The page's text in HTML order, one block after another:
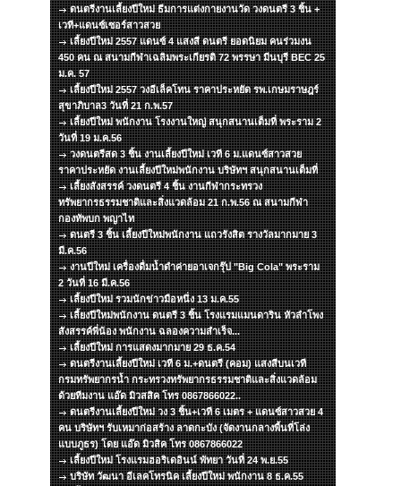
ดนตรีงานเลี้ยงปีใหม่ ธีมการแต่งกายงานวัด วงดนตรี 3 ชิ้น +
เวที+แดนซ์เซอร์สาวสวย
เลี้ยงปีใหม่ 2557 แดนซ์ 4 แสงสี ดนตรี ยอดนิยม คนร่วมงน
450 คน ณ สนามกีฬาเฉลิมพระเกียรติ 72 พรรษา มีนบุรี BEC 25
ม.ค. 57
เลี้ยงปีใหม่ 2557 วงอีเล็คโทน ราคาประหยัด รพ.เกษมราษฎร์
สุขาภิบาล3 วันที่ 21 ก.พ.57
เลี้ยงปีใหม่ พนักงาน โรงงานใหญ่ สนุกสนานเต็มที่ พระราม 2
วันที่ 19 ม.ค.56
วงดนตรีสด 3 ชิ้น งานเลี้ยงปีใหม่ เวที 6 ม.แดนซ์สาวสวย
ราคาประหยัด งานเลี้ยงปีใหม่พนักงาน บริษัทฯ สนุกสนานเต็มที่
เลี้ยงสังสรรค์ วงดนตรี 4 ชิ้น งานกีฬากระทรวง
ทรัพยากรธรรมชาติและสิ่งแวดล้อม 21 ก.พ.56 ณ สนามกีฬา
กองทัพบก พญาไท
ดนตรี 3 ชิ้น เลี้ยงปีใหม่พนักงาน แถวรังสิต รางวัลมากมาย 3
มี.ค.56
งานปีใหม่ เครื่องดื่มน้ำดำค่ายอาเจกรุ๊ป "Big Cola" พระราม
2 วันที่ 16 มี.ค.56
เลี้ยงปีใหม่ รวมนักข่าวมือหนึ่ง 13 ม.ค.55
เลี้ยงปีใหม่พนักงาน ดนตรี 3 ชิ้น โรงแรมแมนดาริน หัวลำโพง
สังสรรค์พี่น้อง พนักงาน ฉลองความสำเร็จ...
เลี้ยงปีใหม่ การแสดงมากมาย 29 ธ.ค.54
ดนตรีงานเลี้ยงปีใหม่ เวที 6 ม.+ดนตรี (คอม) แสงสีบนเวที
กรมทรัพยากรน้ำ กระทรวงทรัพยากรธรรมชาติและสิ่งแวดล้อม
ด้วยทีมงาน แอ๊ด มิวสสิค โทร 0867866022..
ดนตรีงานเลี้ยงปีใหม่ วง 3 ชิ้น+เวที 6 เมตร + แดนซ์สาวสวย 4
คน บริษัทฯ รับเหมาก่อสร้าง ลาดกะบัง (จัดงานกลางพื้นที่โล่ง
แบบภูธร) โดย แอ๊ด มิวสิค โทร 0867866022
เลี้ยงปีใหม่ โรงแรมฮอริเดอินน์ พัทยา วันที่ 24 พ.ย.55
บริษัท วัฒนา อีเลคโทรนิค เลี้ยงปีใหม่ พนักงาน 8 ธ.ค.55